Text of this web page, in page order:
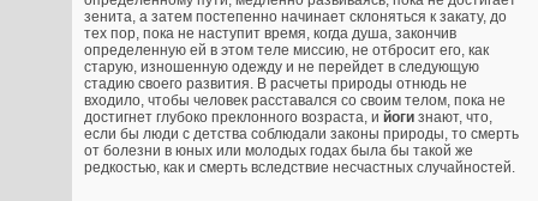
зенита, а затем постепенно начинает склоняться к закату, до
тех пор, пока не наступит время, когда душа, закончив
определенную ей в этом теле миссию, не отбросит его, как
старую, изношенную одежду и не перейдет в следующую
стадию своего развития. В расчеты природы отнюдь не
входило, чтобы человек расставался со своим телом, пока не
достигнет глубоко преклонного возраста, и йоги знают, что,
если бы люди с детства соблюдали законы природы, то смерть
от болезни в юных или молодых годах была бы такой же
редкостью, как и смерть вследствие несчастных случайностей.